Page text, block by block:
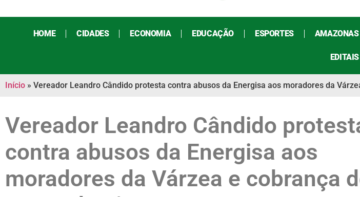
HOME CIDADES ECONOMIA EDUCAÇÃO ESPORTES AMAZONAS
EDITAIS
Início » Vereador Leandro Cândido protesta contra abusos da Energisa aos moradores da
Vereador Leandro Cândido
contra abusos da Energisa aos
moradores da Várzea e cobrança